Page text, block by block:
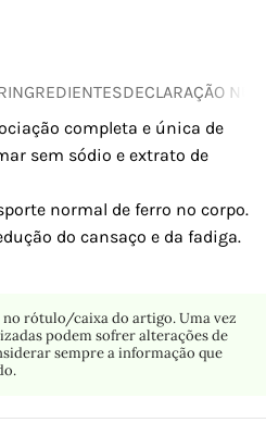
INGREDIENTESDECLARAÇÃO
completa e única de
sem sódio e extrato de
normal de ferro no corpo.
do cansaço e da fadiga.
rótulo/caixa do artigo. Uma vez
podem sofrer alterações de
sempre a informação que